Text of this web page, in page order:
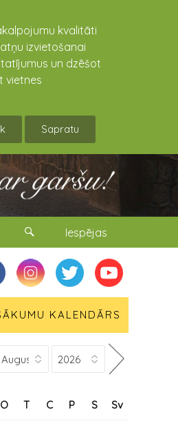
kvalitāti
izvietošanai
un dzēšot
vietnes
Sapratu
Iespējas
KALENDĀRS
O T C P S Sv